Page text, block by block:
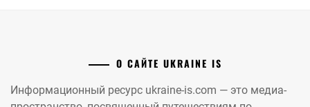
О САЙТЕ UKRAINE IS
Информационный ресурс ukraine-is.com — это медиа-